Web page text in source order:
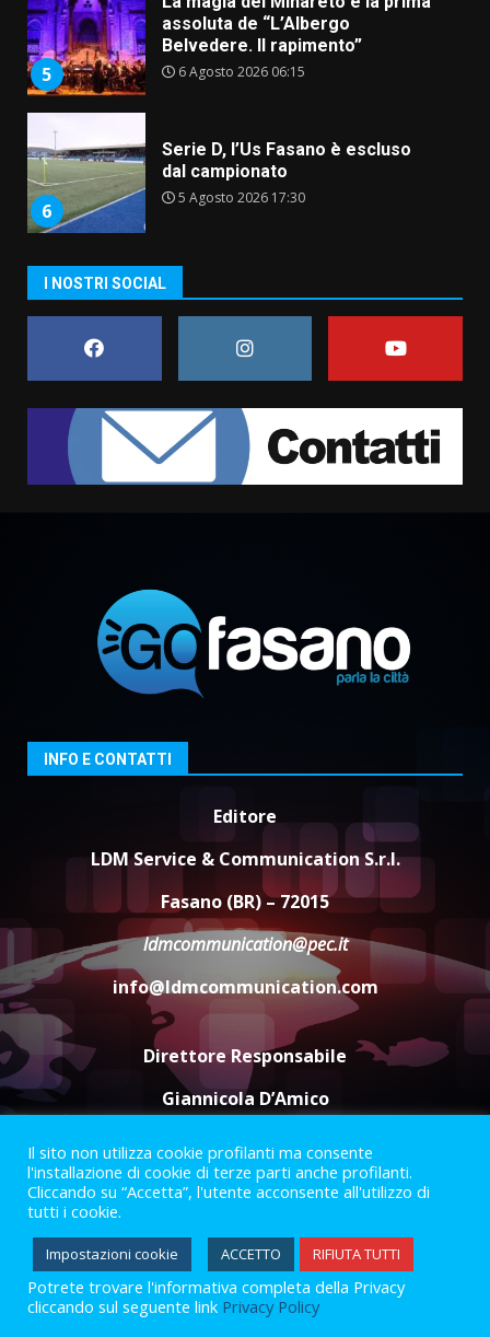
5
assoluta de “L’Albergo
Belvedere. Il rapimento”
6 Agosto 2026 06:15
6
Serie D, l’Us Fasano è escluso
dal campionato
5 Agosto 2026 17:30
Truffatori in azione nelle
1
Fasanese ferito a colpi di arma
da fuoco
6 Agosto 2026 18:13
Comune di Fasano
6 Agosto 2026 14:16
3
Grazia Neglia, coordinatrice
cittadina di Fratelli d’Italia,
comunale
Cura dei beni comuni e
cittadinanza attiva: online
l’avviso per la gestione
Laureto
6 Agosto 2026 06:20
La magia del Minareto e la prima
assoluta de “L’Albergo
Belvedere. Il rapimento”
6 Agosto 2026 06:15
I NOSTRI SOCIAL
INFO E CONTATTI
Editore
LDM Service & Communication S.r.l.
Fasano (BR) – 72015
ldmcommunication@pec.it
info@ldmcommunication.com
Direttore Responsabile
Giannicola D’Amico
Termini e Condizioni
Privacy Policy
Informazioni Legali
Facebook
Instagram
Youtube
2023 © Gofasano|Powered byCreativestudio
Il sito non utilizza cookie profilanti ma consente
l'installazione di cookie di terze parti anche profilanti.
Cliccando su “Accetta”, l'utente acconsente all'utilizzo di
tutti i cookie.
Impostazioni cookie ACCETTO RIFIUTA TUTTI
Potrete trovare l'informativa completa della Privacy
cliccando sul seguente link Privacy Policy